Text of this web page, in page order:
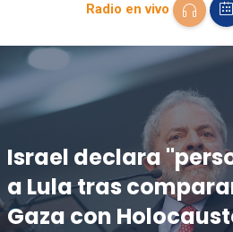
Radio en vivo
Israel declara
a Lula tras
Gaza con